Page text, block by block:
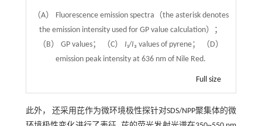
（A） Fluorescence emission spectra（the asterisk denotes
the emission intensity used for GP value calculation）；
（B） GP values； （C）I₁/I₃ values of pyrene； （D）
emission peak intensity at 636 nm of Nile Red.
Full size
此外， 还采用芘作为微环境极性探针对SDS/NPP聚集体的微